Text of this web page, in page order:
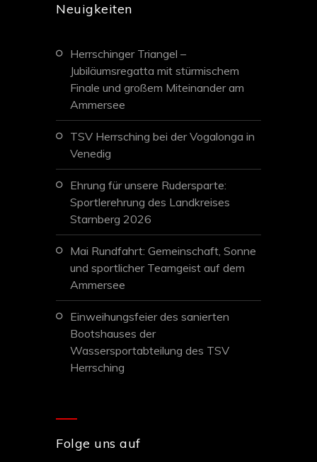
Neuigkeiten
Herrschinger Triangel –
Jubiläumsregatta mit stürmischem
Finale und großem Miteinander am
Ammersee
TSV Herrsching bei der Vogalonga in
Venedig
Ehrung für unsere Rudersparte:
Sportlerehrung des Landkreises
Starnberg 2026
Mai Rundfahrt: Gemeinschaft, Sonne
und sportlicher Teamgeist auf dem
Ammersee
Einweihungsfeier des sanierten
Bootshauses der
Wassersportabteilung des TSV
Herrsching
Folge uns auf